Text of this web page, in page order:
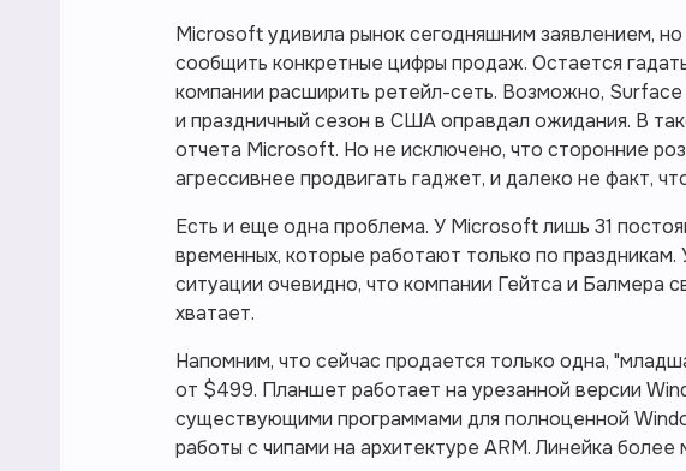
Microsoft удивила рынок сегодняшним заявлением, но
сообщить конкретные цифры продаж. Остается
компании расширить ретейл-сеть. Возможно,
и праздничный сезон в США оправдал ожидания. В
отчета Microsoft. Но не исключено, что сторонние
агрессивнее продвигать гаджет, и далеко не факт,
Есть и еще одна проблема. У Microsoft лишь 31
временных, которые работают только по праздникам.
ситуации очевидно, что компании Гейтса и Балмера
хватает.
Напомним, что сейчас продается только одна,
от $499. Планшет работает на урезанной версии
существующими программами для полноценной
работы с чипами на архитектуре ARM. Линейка